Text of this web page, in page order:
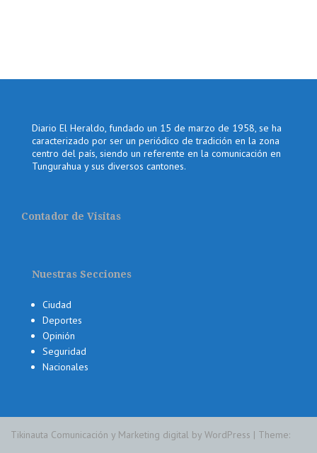
Diario El Heraldo, fundado un 15 de marzo de 1958, se ha
caracterizado por ser un periódico de tradición en la zona
centro del país, siendo un referente en la comunicación en
Tungurahua y sus diversos cantones.
Contador de Visitas
Nuestras Secciones
Ciudad
Deportes
Opinión
Seguridad
Nacionales
Tikinauta Comunicación y Marketing digital by WordPress | Theme: